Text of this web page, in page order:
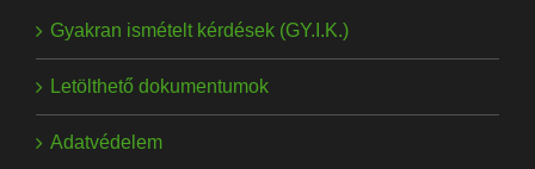
Gyakran ismételt kérdések (GY.I.K.)
Letölthető dokumentumok
Adatvédelem